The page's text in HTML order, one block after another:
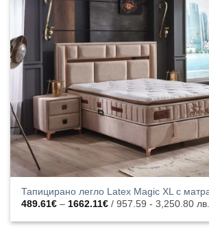
Тапицирано легло Latex Magic XL с
489.61€ – 1662.11€Price
489.61€
/ 957.59 - 3,250.80 лв.